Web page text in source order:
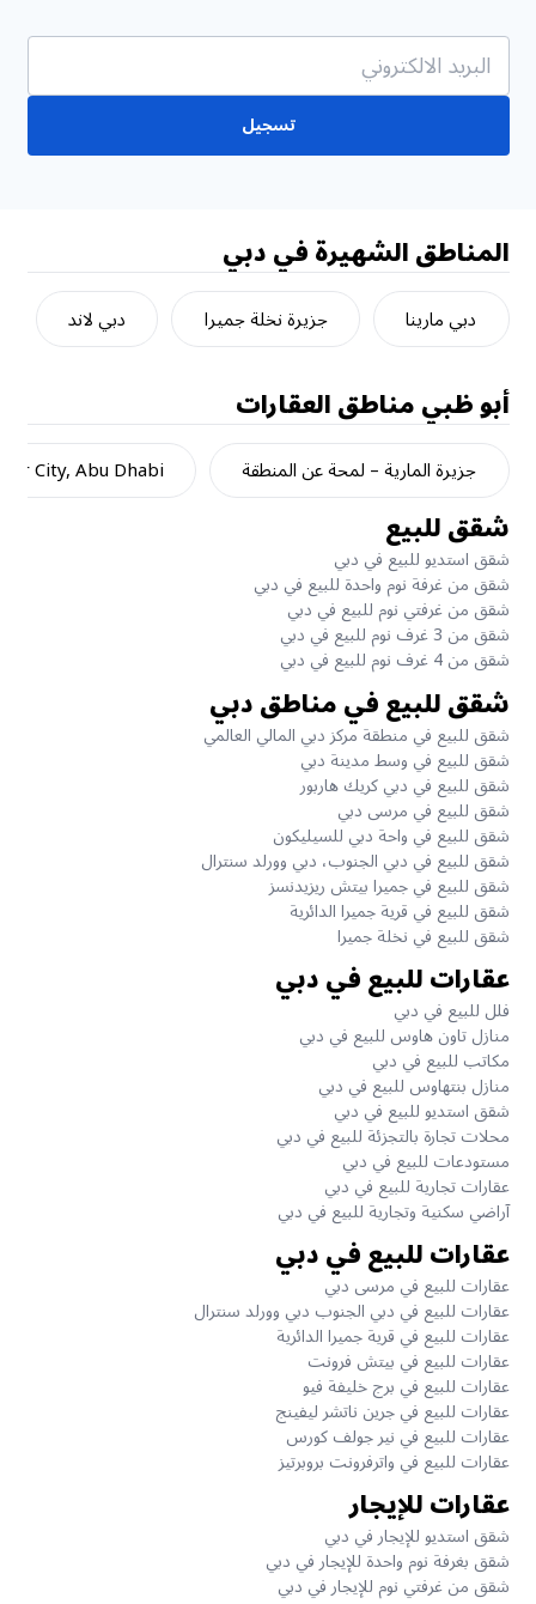
تسجيل
المناطق الشهيرة في دبي
دبي مارينا جزيرة نخلة جميرا دبي لاند
أبو ظبيمناطق العقارات
جزيرة المارية – لمحة عن المنطقة City, Abu Dhabi
شقق للبيع
شقق استديو للبيع في دبي
شقق من غرفة نوم واحدة للبيع في دبي
شقق من غرفتي نوم للبيع في دبي
شقق من 3 غرف نوم للبيع في دبي
شقق من 4 غرف نوم للبيع في دبي
شقق للبيع في مناطق دبي
شقق للبيع في منطقة مركز دبي المالي العالمي
شقق للبيع في وسط مدينة دبي
شقق للبيع في دبي كريك هاربور
شقق للبيع في مرسى دبي
شقق للبيع في واحة دبي للسيليكون
شقق للبيع في دبي الجنوب، دبي وورلد سنترال
شقق للبيع في جميرا بيتش ريزيدنسز
شقق للبيع في قرية جميرا الدائرية
شقق للبيع في نخلة جميرا
عقارات للبيع في دبي
فلل للبيع في دبي
منازل تاون هاوس للبيع في دبي
مكاتب للبيع في دبي
منازل بنتهاوس للبيع في دبي
شقق استديو للبيع في دبي
محلات تجارة بالتجزئة للبيع في دبي
مستودعات للبيع في دبي
عقارات تجارية للبيع في دبي
آراضي سكنية وتجارية للبيع في دبي
عقارات للبيع في دبي
عقارات للبيع في مرسى دبي
عقارات للبيع في دبي الجنوب دبي وورلد سنترال
عقارات للبيع في قرية جميرا الدائرية
عقارات للبيع في بيتش فرونت
عقارات للبيع في برج خليفة فيو
عقارات للبيع في جرين ناتشر ليفينج
عقارات للبيع في نير جولف كورس
عقارات للبيع في واترفرونت بروبرتيز
عقارات للإيجار
شقق استديو للإيجار في دبي
شقق بغرفة نوم واحدة للإيجار في دبي
شقق من غرفتي نوم للإيجار في دبي